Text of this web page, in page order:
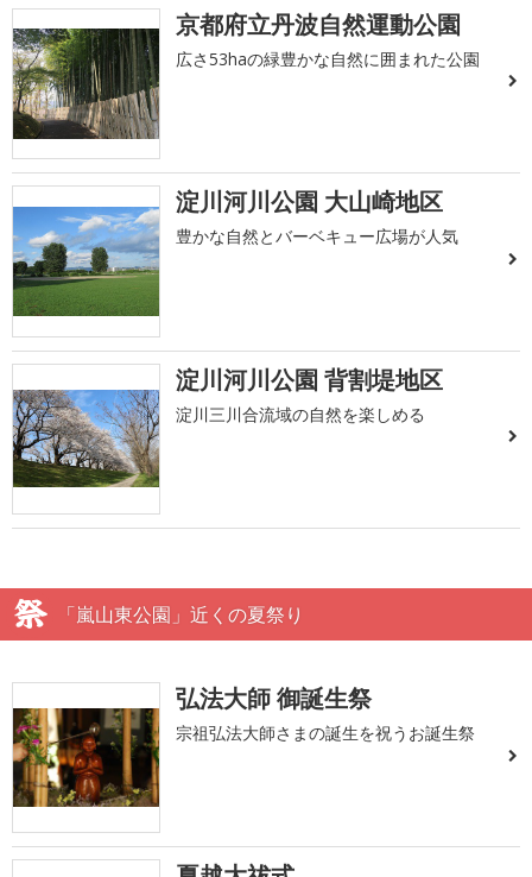
京都府立丹波自然運動公園
広さ53haの緑豊かな自然に囲まれた公園
淀川河川公園 大山崎地区
豊かな自然とバーベキュー広場が人気
淀川河川公園 背割堤地区
淀川三川合流域の自然を楽しめる
「嵐山東公園」近くの夏祭り
弘法大師 御誕生祭
宗祖弘法大師さまの誕生を祝うお誕生祭